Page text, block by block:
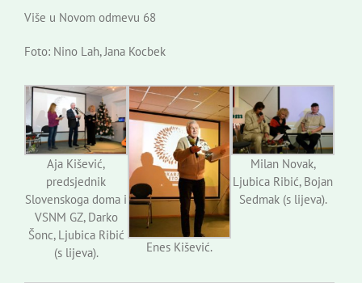
Više u Novom odmevu 68
Foto: Nino Lah, Jana Kocbek
Aja Kišević,
predsjednik
Slovenskoga doma i
VSNM GZ, Darko
Šonc, Ljubica Ribić
(s lijeva).
Enes Kišević.
Milan Novak,
Ljubica Ribić, Bojan
Sedmak (s lijeva).